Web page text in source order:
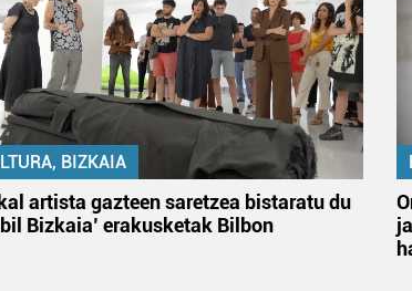
BIZKAIA
artista gazteen saretzea bistaratu du
Bizkaia’ erakusketak Bilbon